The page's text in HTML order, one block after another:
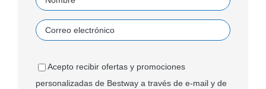
Acepto recibir ofertas y promociones
personalizadas de Bestway a través de e-mail y de